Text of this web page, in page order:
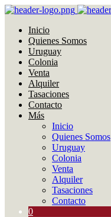
Inicio
Quienes Somos
Uruguay
Colonia
Venta
Alquiler
Tasaciones
Contacto
Más
Inicio
Quienes Somos
Uruguay
Colonia
Venta
Alquiler
Tasaciones
Contacto
0